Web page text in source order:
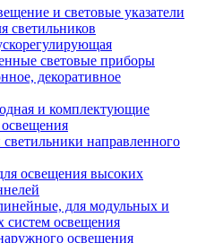
и световые указатели
светильников
световые приборы
декоративное
и комплектующие
направленного
освещения высоких
для модульных и
систем освещения
освещения